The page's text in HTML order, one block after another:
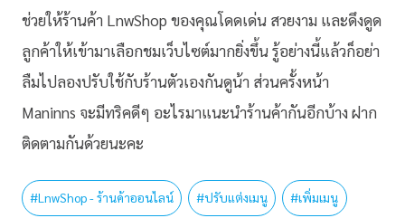
ช่วยให้ร้านค้า LnwShop ของคุณโดดเด่น สวยงาม และดึงดูด
ลูกค้าให้เข้ามาเลือกชมเว็บไซต์มากยิ่งขึ้น รู้อย่างนี้แล้วก็อย่า
ลืมไปลองปรับใช้กับร้านตัวเองกันดูน้า ส่วนครั้งหน้า
Maninns จะมีทริคดีๆ อะไรมาแนะนำร้านค้ากันอีกบ้าง ฝาก
ติดตามกันด้วยนะคะ
#LnwShop - ร้านค้าออนไลน์ #ปรับแต่งเมนู #เพิ่มเมนู